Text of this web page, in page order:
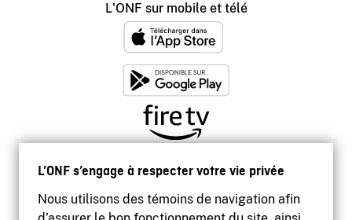
L’ONF s’engage à respecter votre vie privée
Nous utilisons des témoins de navigation afin
L'ONF sur mobile et télé